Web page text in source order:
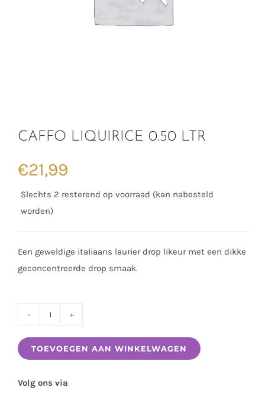
CAFFO LIQUIRICE 0.50 LTR
€21,99
Slechts 2 resterend op voorraad (kan nabesteld
worden)
Een geweldige italiaans laurier drop likeur met een dikke
geconcentreerde drop smaak.
LIQUIRICE
0.50
aantal
TOEVOEGEN AAN WINKELWAGEN
Volg ons via